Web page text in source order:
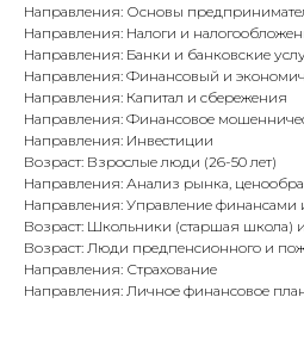
Направления: Основы
Направления: Налоги и
Направления: Банки и банковские
Направления: Финансовый и
Направления: Капитал и сбережения
Направления: Финансовое
Направления: Инвестиции
Возраст: Взрослые люди (26-50 лет)
Направления: Анализ рынка,
Направления: Управление финансами
Возраст: Школьники (старшая школа) и
Возраст: Люди предпенсионного и
Направления: Страхование
Направления: Личное финансовое